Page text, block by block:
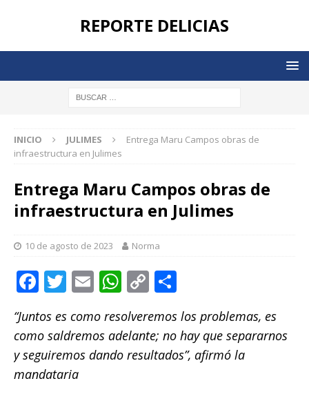
REPORTE DELICIAS
INICIO JULIMES
Entrega Maru Campos obras de
infraestructura en Julimes
Entrega Maru Campos obras de
infraestructura en Julimes
10 de agosto de 2023 Norma
F
c
e
b
T
it
te
r
E
ai
l
W
h
at
s
A
C
p
y
Li
o
m
p
ar
“Juntos es como resolveremos los problemas, es
como saldremos adelante; no hay que separarnos
y seguiremos dando resultados”, afirmó la
mandataria